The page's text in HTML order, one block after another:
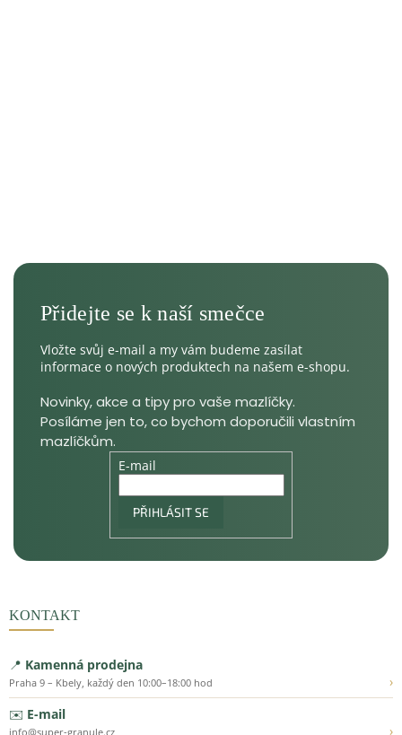
Vložte svůj e-mail a my vám budeme zasílat
informace o nových produktech na našem e-shopu.
E-mail
PŘIHLÁSIT SE
KONTAKT
📍 Kamenná prodejna
Praha 9 – Kbely, každý den 10:00–18:00 hod
›
✉️ E-mail
info@super-granule.cz
›